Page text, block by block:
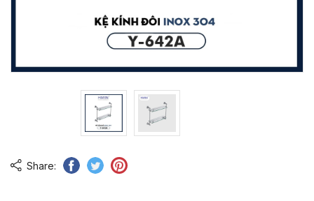
Share: